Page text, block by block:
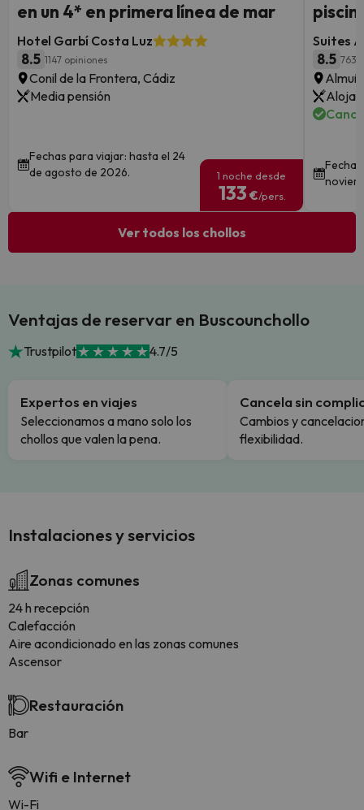
en un 4* en primera línea de mar
Hotel Garbí Costa Luz
8.5 1147 opiniones
Conil de la Frontera, Cádiz
Media pensión
Fechas para viajar: hasta el 24
de agosto de 2026.
1 noche desde
133 €/pers.
Suites
8.5 763
Ver todos los chollos
Ventajas de reservar en Buscounchollo
Trustpilot 4.7/5
Expertos en viajes
Seleccionamos a mano solo los
chollos que valen la pena.
Cancela sin
Cambios y
flexibilidad.
Instalaciones y servicios
Zonas comunes
24 h recepción
Calefacción
Aire acondicionado en las zonas comunes
Ascensor
Restauración
Bar
Wifi e Internet
Wi-Fi